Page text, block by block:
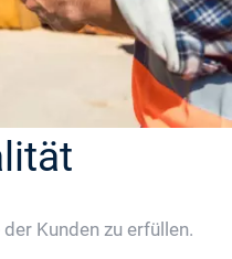
Kunden zu erfüllen.